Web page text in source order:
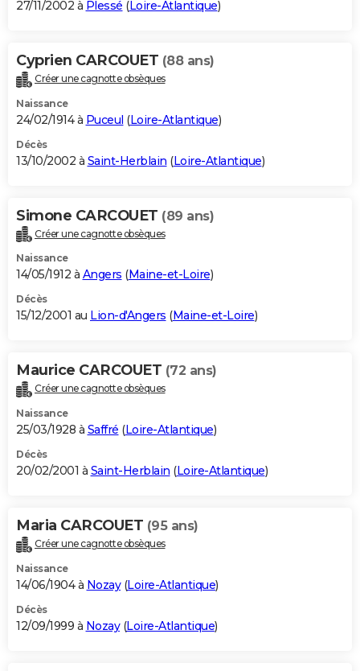
27/11/2002 à Plessé (Loire-Atlantique)
Cyprien CARCOUET (88 ans)
Créer une cagnotte obsèques
Naissance
24/02/1914 à Puceul (Loire-Atlantique)
Décès
13/10/2002 à Saint-Herblain (Loire-Atlantique)
Simone CARCOUET (89 ans)
Créer une cagnotte obsèques
Naissance
14/05/1912 à Angers (Maine-et-Loire)
Décès
15/12/2001 au Lion-d'Angers (Maine-et-Loire)
Maurice CARCOUET (72 ans)
Créer une cagnotte obsèques
Naissance
25/03/1928 à Saffré (Loire-Atlantique)
Décès
20/02/2001 à Saint-Herblain (Loire-Atlantique)
Maria CARCOUET (95 ans)
Créer une cagnotte obsèques
Naissance
14/06/1904 à Nozay(Loire-Atlantique)
Décès
12/09/1999 à Nozay(Loire-Atlantique)